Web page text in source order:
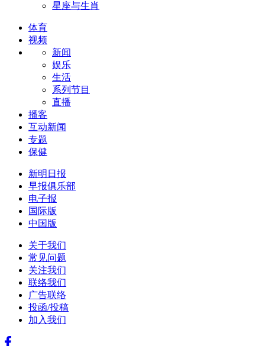
星座与生肖
体育
视频
新闻
娱乐
生活
系列节目
直播
播客
互动新闻
专题
保健
新明日报
早报俱乐部
电子报
国际版
中国版
关于我们
常见问题
关注我们
联络我们
广告联络
投函/投稿
加入我们